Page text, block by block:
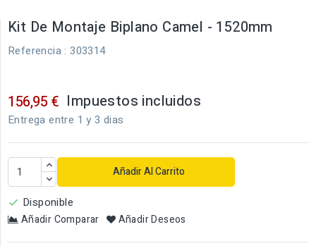
Kit De Montaje Biplano Camel - 1520mm
Referencia : 303314
156,95 € Impuestos incluidos
Entrega entre 1 y 3 dias
Añadir Al Carrito
 Disponible
Añadir Comparar Añadir Deseos